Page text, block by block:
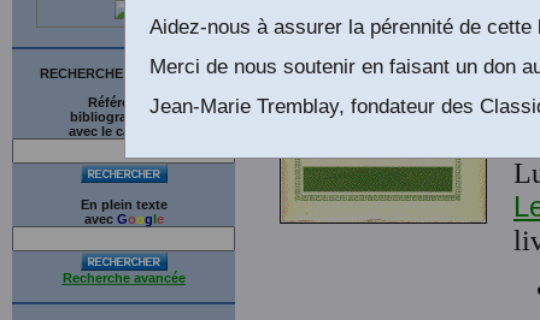
RECHERCHE SUR LE SITE
Références
bibliographiques
avec le catalogue
En plein texte
avec Google
Recherche avancée
Aidez-nous à assurer la pérennité de
Merci de nous soutenir en faisant un don
Jean-Marie Tremblay, fondateur des